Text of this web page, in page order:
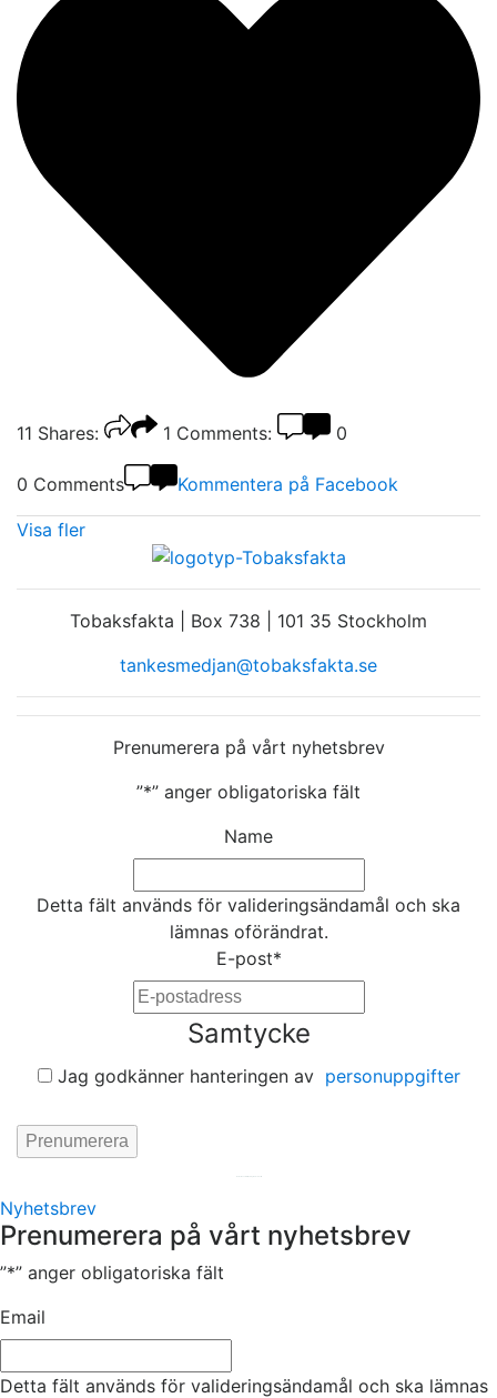
11 Shares: 1 Comments: 0
0 Comments Kommentera på Facebook
Visa fler
Tobaksfakta | Box 738 | 101 35 Stockholm
tankesmedjan@tobaksfakta.se
Prenumerera på vårt nyhetsbrev
”*” anger obligatoriska fält
Name
Detta fält används för valideringsändamål och ska
lämnas oförändrat.
E-post*
Samtycke
Jag godkänner hanteringen av personuppgifter
Nyhetsbrev
Prenumerera på vårt nyhetsbrev
”*” anger obligatoriska fält
Email
Detta fält används för valideringsändamål och ska lämnas